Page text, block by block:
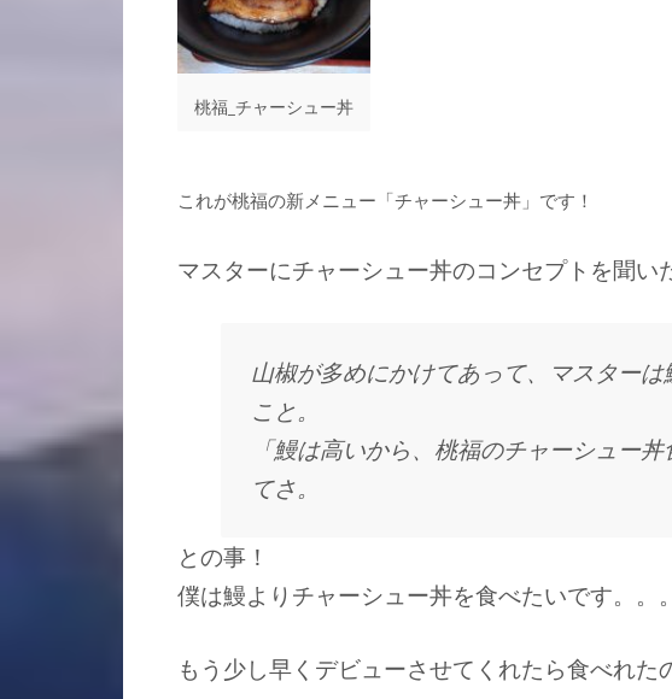
桃福_チャーシュー丼
これが桃福の新メニュー「チャーシュー丼」です！
マスターにチャーシュー丼のコンセプトを聞い
山椒が多めにかけてあって、マスター
こと。
「鰻は高いから、桃福のチャーシュー
てさ。
との事！
僕は鰻よりチャーシュー丼を食べたいです。。。
もう少し早くデビューさせてくれたら食べれた